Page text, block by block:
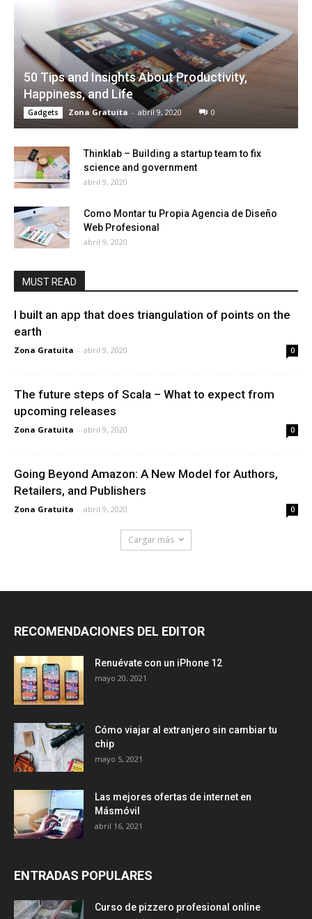
50 Tips and Insights About Productivity,
Happiness, and Life
Gadgets Zona Gratuita - abril 9, 2020 0
Thinklab – Building a startup team to fix
science and government
abril 9, 2020
Como Montar tu Propia Agencia de Diseño
Web Profesional
abril 9, 2020
MUST READ
I built an app that does triangulation of points on the
earth
Zona Gratuita - abril 9, 2020 0
The future steps of Scala – What to expect from
upcoming releases
Zona Gratuita - abril 9, 2020 0
Going Beyond Amazon: A New Model for Authors,
Retailers, and Publishers
Zona Gratuita - abril 9, 2020 0
Cargar más
RECOMENDACIONES DEL EDITOR
Renuévate con un iPhone 12
mayo 20, 2021
Cómo viajar al extranjero sin cambiar tu
chip
mayo 5, 2021
Las mejores ofertas de internet en
Másmóvil
abril 16, 2021
ENTRADAS POPULARES
Curso de pizzero profesional online